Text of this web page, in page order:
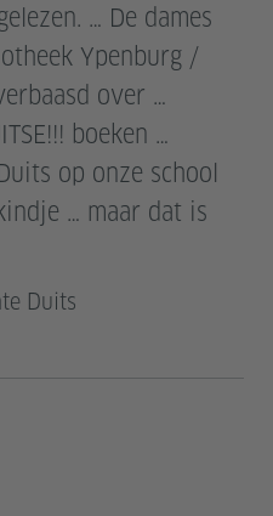
… De dames
Ypenburg /
over …
boeken …
op onze school
… maar dat is
Duits